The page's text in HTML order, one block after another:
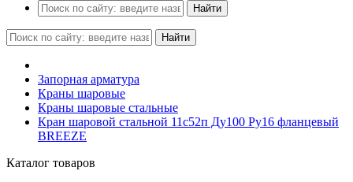
Найти
Найти
Запорная арматура
Краны шаровые
Краны шаровые стальные
Кран шаровой стальной 11с52п Ду100 Ру16 фланцевый
BREEZE
Каталог товаров